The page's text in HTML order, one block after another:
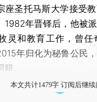
座圣托马斯大学接受
1982年晋铎后，他被
灵和教育工作，曾任
年归化为秘鲁公民
。
本文共计1479字 订阅后继